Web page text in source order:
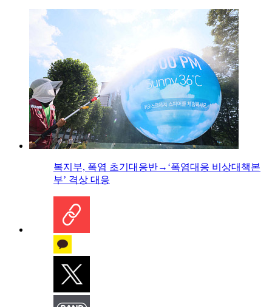
복지부, 폭염 초기대응반→‘폭염대응 비상대책본
부’ 격상 대응